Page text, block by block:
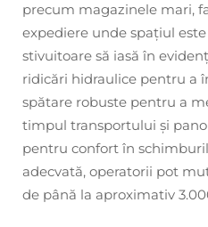
precum magazinele mari,
expediere unde spațiul
stivuitoare să iasă în
ridicări hidraulice pentru a
spătare robuste pentru a
timpul transportului și
pentru confort în
adecvată, operatorii pot
de până la aproximativ